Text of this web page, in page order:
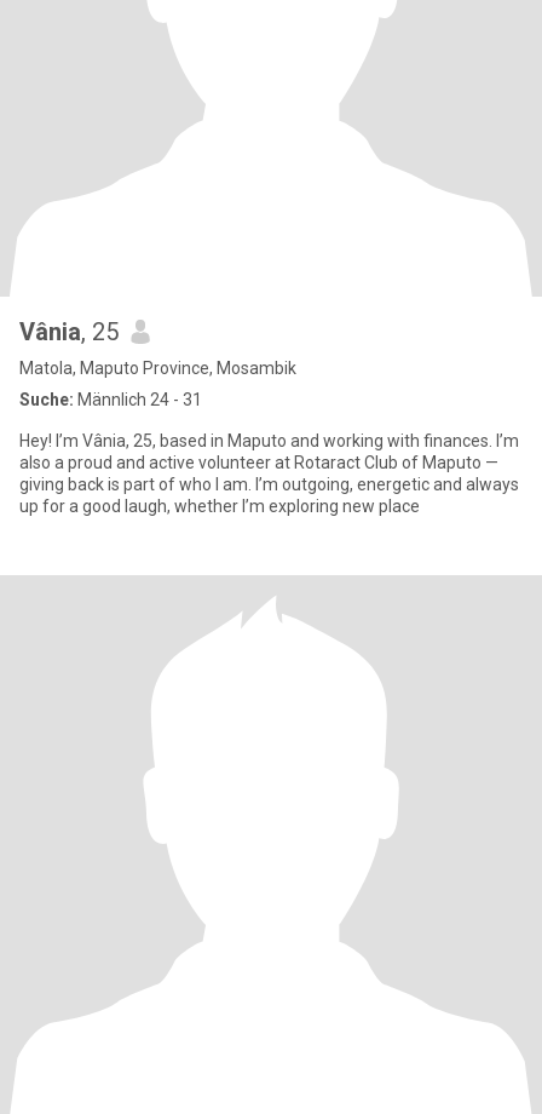
Vânia, 25
Matola, Maputo Province, Mosambik
Suche: Männlich 24 - 31
Hey! I’m Vânia, 25, based in Maputo and working with finances. I’m
also a proud and active volunteer at Rotaract Club of Maputo —
giving back is part of who I am. I’m outgoing, energetic and always
up for a good laugh, whether I’m exploring new place